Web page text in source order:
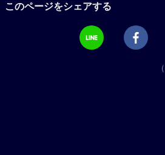
このページをシェアする
（